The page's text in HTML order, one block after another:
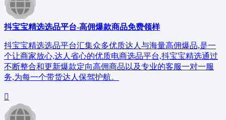
抖宝宝精选选品平台-高佣爆款商品免费领样
抖宝宝精选选品平台汇集众多优质达人与海量高佣爆品,是一
个让商家放心,达人省心的优质电商选品平台,抖宝宝精选通过
不断整合和更新爆款定向高佣商品以及专业的客服一对一服
务,为每一个带货达人保驾护航。